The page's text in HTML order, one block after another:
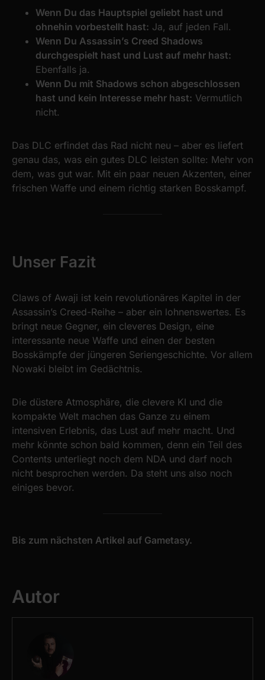
Wenn Du das Hauptspiel geliebt hast und
ohnehin vorbestellt hast: Ja, auf jeden Fall.
Wenn Du Assassin’s Creed Shadows
durchgespielt hast und Lust auf mehr hast:
Ebenfalls ja.
Wenn Du mit Shadows schon abgeschlossen
hast und kein Interesse mehr hast: Vermutlich
nicht.
Das DLC erfindet das Rad nicht neu – aber es liefert
genau das, was ein gutes DLC leisten sollte: Mehr von
dem, was gut war. Mit ein paar neuen Akzenten, einer
frischen Waffe und einem richtig starken Bosskampf.
Unser Fazit
Claws of Awaji ist kein revolutionäres Kapitel in der
Assassin’s Creed-Reihe – aber ein lohnenswertes. Es
bringt neue Gegner, ein cleveres Design, eine
interessante neue Waffe und einen der besten
Bosskämpfe der jüngeren Seriengeschichte. Vor allem
Nowaki bleibt im Gedächtnis.
Die düstere Atmosphäre, die clevere KI und die
kompakte Welt machen das Ganze zu einem
intensiven Erlebnis, das Lust auf mehr macht. Und
mehr könnte schon bald kommen, denn ein Teil des
Contents unterliegt noch dem NDA und darf noch
nicht besprochen werden. Da steht uns also noch
einiges bevor.
Bis zum nächsten Artikel auf Gametasy.
Autor